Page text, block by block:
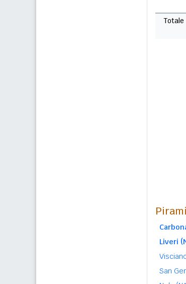
Totale
Liveri
San